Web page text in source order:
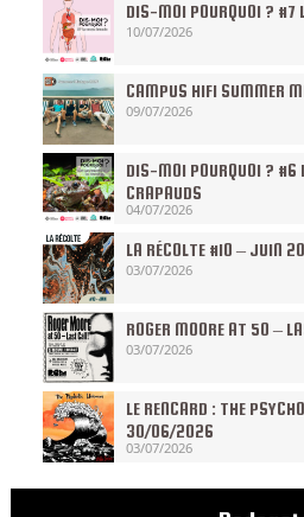
DIS-MOI POURQUOI ? #7
10/07/2026
CAMPUS HIFI SUMMER
09/07/2026
DIS-MOI POURQUOI ? #6
CRAPAUDS
04/07/2026
LA RÉCOLTE #10 – JUIN
03/07/2026
ROGER MOORE AT 50 –
03/07/2026
LE RENCARD : THE
30/06/2026
03/07/2026